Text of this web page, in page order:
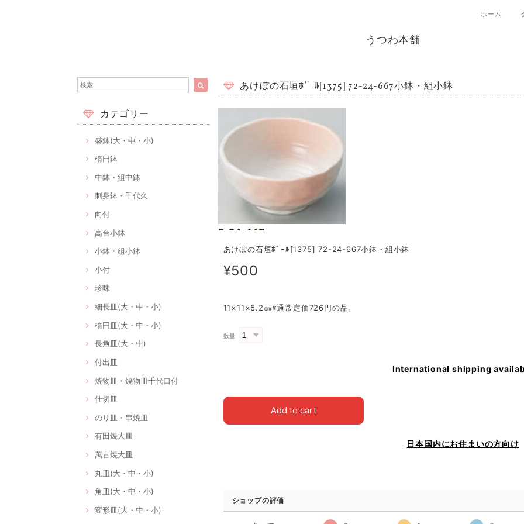
ホーム
うつわ本舗
カテゴリー
盛鉢(大・中・小)
楕円鉢
中鉢・組中鉢
刺身鉢・千代久
向付
高台小鉢
小鉢・組小鉢
小付
珍味
細長皿(大・中・小)
楕円皿(大・中・小)
長角皿(大・中)
付出皿
焼物皿・焼物皿千代口付
仕切皿
のり皿・串焼皿
有田焼大皿
萬古焼大皿
丸皿(大・中・小)
角皿(大・中・小)
変形皿(大・中・小)
あけぼの石垣ﾎﾞｰﾙ[1375] 72-24-667小鉢・組小鉢
あけぼの石垣ﾎﾞｰﾙ[1375] 72-24-667小鉢・組小鉢
¥500
11×11×5.2㎝※通常定価726円の品。
数量
International shipping
Add to cart
日本国内にお住まいの方向け
ショップの評価